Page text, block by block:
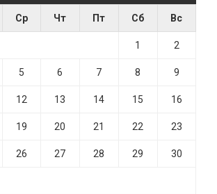
Ср Чт Пт Сб Вс
1 2
5 6 7 8 9
12 13 14 15 16
19 20 21 22 23
26 27 28 29 30